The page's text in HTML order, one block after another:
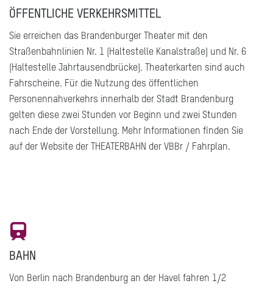
ÖFFENTLICHE VERKEHRSMITTEL
Sie erreichen das Brandenburger Theater mit den
Straßenbahnlinien Nr. 1 (Haltestelle Kanalstraße) und Nr. 6
(Haltestelle Jahrtausendbrücke). Theaterkarten sind auch
Fahrscheine. Für die Nutzung des öffentlichen
Personennahverkehrs innerhalb der Stadt Brandenburg
gelten diese zwei Stunden vor Beginn und zwei Stunden
nach Ende der Vorstellung. Mehr Informationen finden Sie
auf der Website der THEATERBAHN der VBBr / Fahrplan.
BAHN
Von Berlin nach Brandenburg an der Havel fahren 1/2